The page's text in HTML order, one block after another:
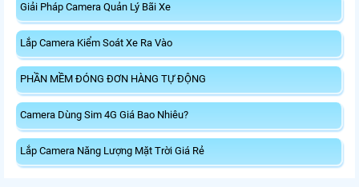
Giải Pháp Camera Quản Lý Bãi Xe
Lắp Camera Kiểm Soát Xe Ra Vào
PHẦN MỀM ĐÓNG ĐƠN HÀNG TỰ ĐỘNG
Camera Dùng Sim 4G Giá Bao Nhiêu?
Lắp Camera Năng Lượng Mặt Trời Giá Rẻ